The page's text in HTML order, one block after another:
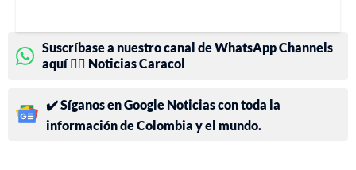
Suscríbase a nuestro canal de WhatsApp Channels
aquí 👉🏻 Noticias Caracol
✔️ Síganos en Google Noticias con toda la
información de Colombia y el mundo.